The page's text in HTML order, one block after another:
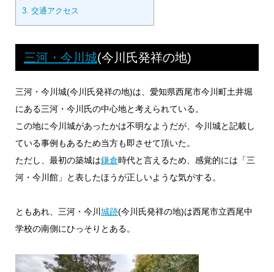
3. 交通アクセス
三河・今川城(今川氏発祥の地)
三河・今川城(今川氏発祥の地)は、愛知県西尾市今川町土井堀
にある三河・今川氏の中心地と考えられている。
この地に今川城があったかは不明なようだが、今川城と記載し
ている事例もあるため当方も即させて頂いた。
ただし、最初の築城は鎌倉時代と言えるため、感覚的には「三
河・今川館」と表したほうが正しいような気がする。
ともあれ、三河・今川 城跡(今川氏発祥の地)は西尾市立西尾中
学校の南側にひっそりとある。